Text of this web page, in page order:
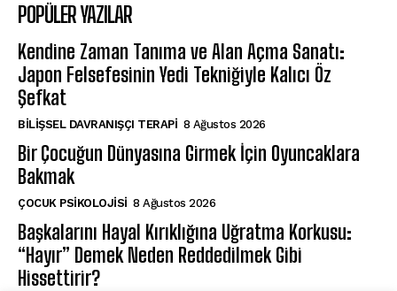
POPÜLER YAZILAR
Kendine Zaman Tanıma ve Alan Açma Sanatı:
Japon Felsefesinin Yedi Tekniğiyle Kalıcı Öz
Şefkat
BILIŞSEL DAVRANIŞÇI TERAPI 8 Ağustos 2026
Bir Çocuğun Dünyasına Girmek İçin Oyuncaklara
Bakmak
ÇOCUK PSIKOLOJISI 8 Ağustos 2026
Başkalarını Hayal Kırıklığına Uğratma Korkusu:
“Hayır” Demek Neden Reddedilmek Gibi
Hissettirir?